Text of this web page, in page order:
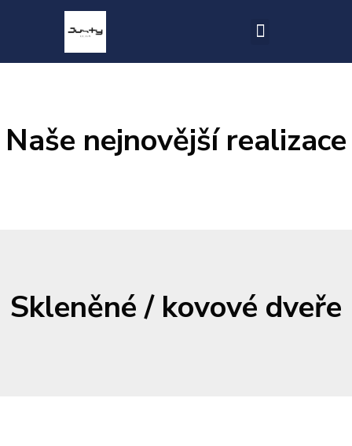
Naše nejnovější realizace
Skleněné / kovové dveře